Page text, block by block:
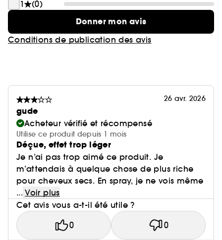
1
(0)
Donner mon avis
Conditions de publication des avis
26 avr. 2026
gude
Acheteur vérifié et récompensé
Utilise ce produit depuis 1 mois
Déçue, effet trop léger
Je n’ai pas trop aimé ce produit. Je
m’attendais à quelque chose de plus riche
pour cheveux secs. En spray, je ne vois même
... Voir plus
Cet avis vous a-t-il été utile ?
0 0